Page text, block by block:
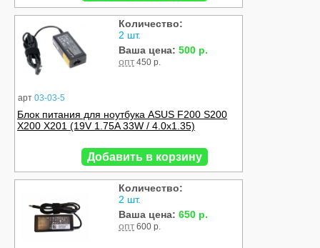
арт 03-03-5
Количество:
2 шт.
Ваша цена: 500 р.
опт 450 р.
Блок питания для ноутбука ASUS F200 S200
X200 X201 (19V 1.75A 33W / 4.0x1.35)
Добавить в корзину
Количество:
2 шт.
Ваша цена: 650 р.
опт 600 р.